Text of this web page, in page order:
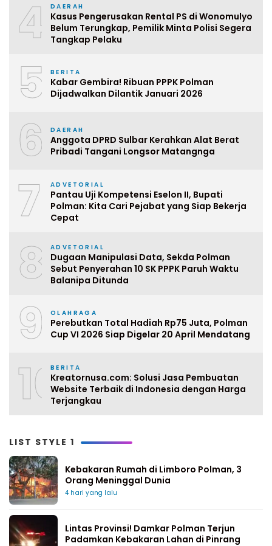
4 DAERAH
Kasus Pengerusakan Rental PS di Wonomulyo
Belum Terungkap, Pemilik Minta Polisi Segera
Tangkap Pelaku
5 BERITA
Kabar Gembira! Ribuan PPPK Polman
Dijadwalkan Dilantik Januari 2026
6 DAERAH
Anggota DPRD Sulbar Kerahkan Alat Berat
Pribadi Tangani Longsor Matangnga
7 ADVETORIAL
Pantau Uji Kompetensi Eselon II, Bupati
Polman: Kita Cari Pejabat yang Siap Bekerja
Cepat
8 ADVETORIAL
Dugaan Manipulasi Data, Sekda Polman
Sebut Penyerahan 10 SK PPPK Paruh Waktu
Balanipa Ditunda
9 OLAHRAGA
Perebutkan Total Hadiah Rp75 Juta, Polman
Cup VI 2026 Siap Digelar 20 April Mendatang
10BERITA
Kreatornusa.com: Solusi Jasa Pembuatan
Website Terbaik di Indonesia dengan Harga
Terjangkau
LIST STYLE 1
Kebakaran Rumah di Limboro Polman, 3
Orang Meninggal Dunia
4 hari yang lalu
Lintas Provinsi! Damkar Polman Terjun
Padamkan Kebakaran Lahan di Pinrang